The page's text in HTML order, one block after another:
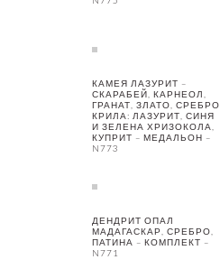
КАМЕЯ ЛАЗУРИТ –
СКАРАБЕЙ, КАРНЕОЛ,
ГРАНАТ, ЗЛАТО, СРЕБРО.
КРИЛА: ЛАЗУРИТ, СИНЯ
И ЗЕЛЕНА ХРИЗОКОЛА,
КУПРИТ – МЕДАЛЬОН –
N773
ДЕНДРИТ ОПАЛ
МАДАГАСКАР, СРЕБРО,
ПАТИНА – КОМПЛЕКТ –
N771